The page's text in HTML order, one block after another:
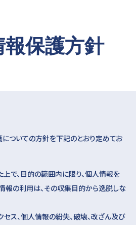
保護方針
ついての方針を下記のとおり定めてお
で、目的の範囲内に限り、個人情報を
報の利用は、その収集目的から逸脱しな
ス、個人情報の紛失、破壊、改ざん及び